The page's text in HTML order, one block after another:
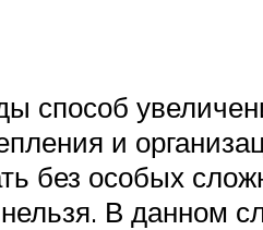
способ
и
без особых
В данном